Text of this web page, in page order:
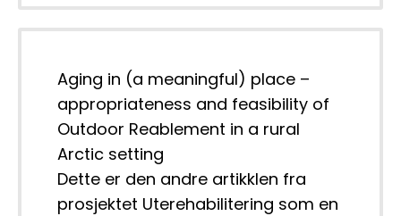
Aging in (a meaningful) place –
appropriateness and feasibility of
Outdoor Reablement in a rural
Arctic setting
Dette er den andre artikklen fra
prosjektet Uterehabilitering som en